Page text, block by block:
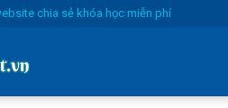
chia sẻ khóa học miễn phí